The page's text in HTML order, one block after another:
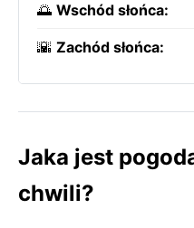
🌅 Wschód słońca:
🌇 Zachód słońca:
Jaka jest
chwili?